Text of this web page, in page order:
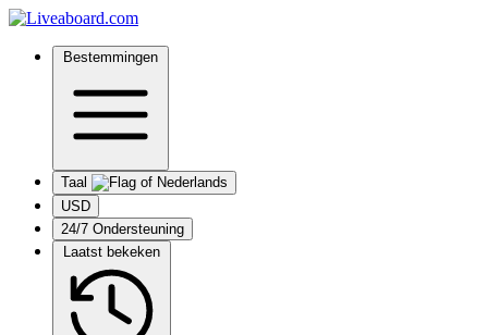
Bestemmingen
Taal
USD
24/7 Ondersteuning
Laatst bekeken